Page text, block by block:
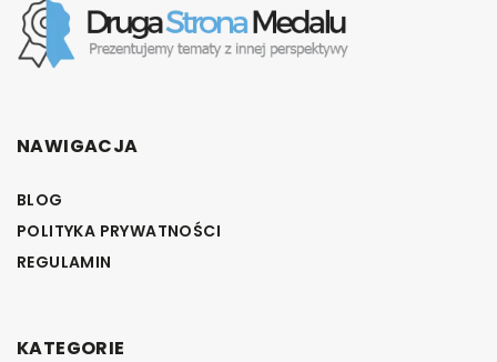
NAWIGACJA
BLOG
POLITYKA PRYWATNOŚCI
REGULAMIN
KATEGORIE